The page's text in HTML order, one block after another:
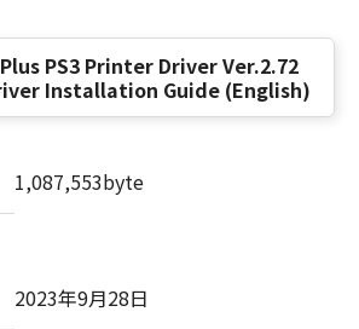
社
PS3 Printer Driver Ver.2.72
Installation Guide (English)
1,087,553byte
2023年9月28日